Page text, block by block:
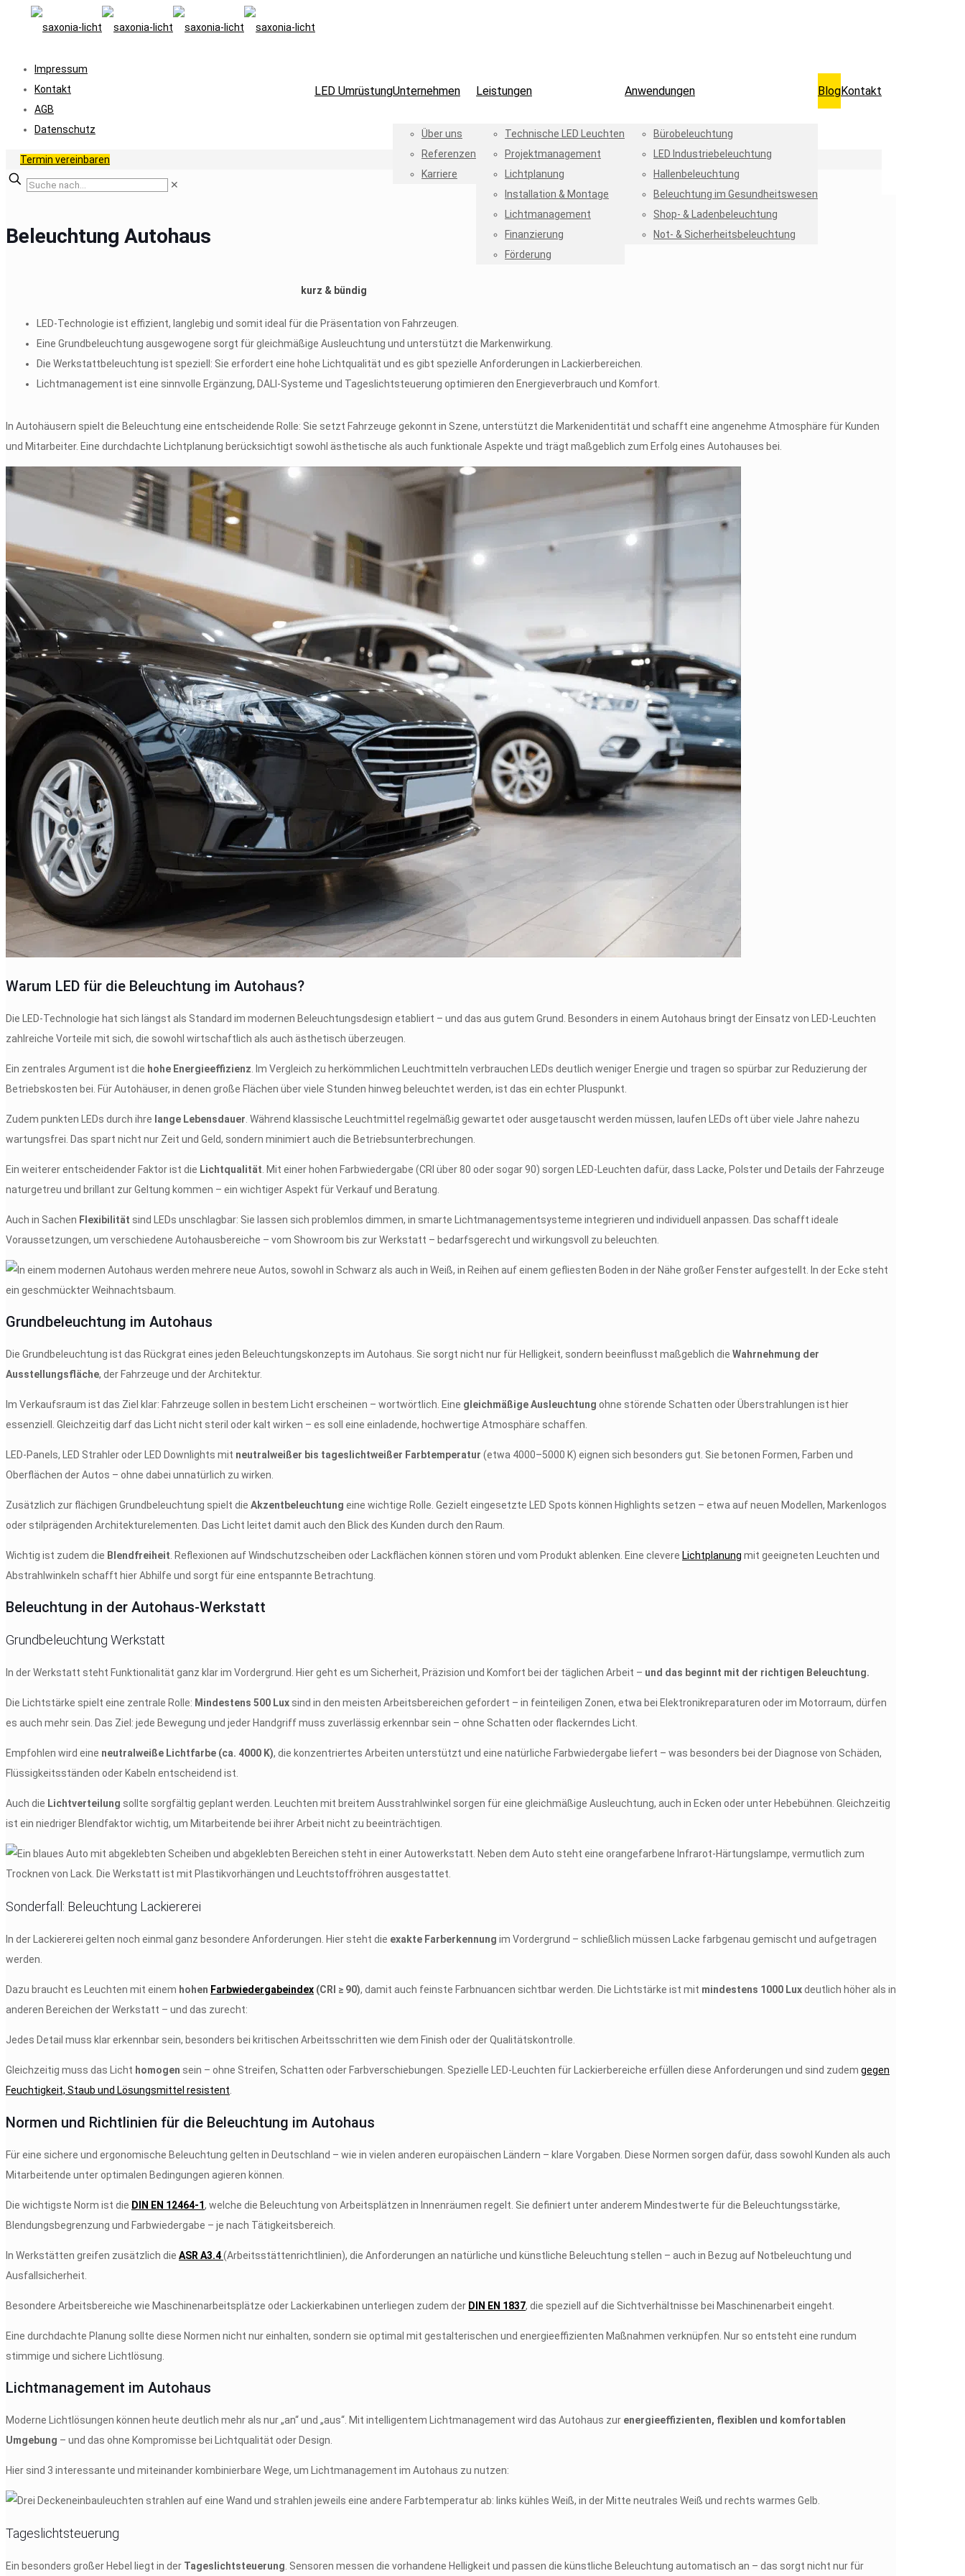
LED UmrüstungUnternehmen
Über uns
Referenzen
Karriere
Leistungen
Technische LED Leuchten
Projektmanagement
Lichtplanung
Installation & Montage
Lichtmanagement
Finanzierung
Förderung
Anwendungen
Bürobeleuchtung
LED Industriebeleuchtung
Hallenbeleuchtung
Beleuchtung im Gesundheitswesen
Shop- & Ladenbeleuchtung
Not- & Sicherheitsbeleuchtung
BlogKontakt
Impressum
Kontakt
AGB
Datenschutz
Termin vereinbaren
✕
Beleuchtung Autohaus
kurz & bündig
LED-Technologie ist effizient, langlebig und somit ideal für die Präsentation von Fahrzeugen.​
Eine Grundbeleuchtung ausgewogene sorgt für gleichmäßige Ausleuchtung und unterstützt die Markenwirkung.​
Die Werkstattbeleuchtung ist speziell: Sie erfordert eine hohe Lichtqualität und es gibt spezielle Anforderungen in Lackierbereichen.​
Lichtmanagement ist eine sinnvolle Ergänzung, DALI-Systeme und Tageslichtsteuerung optimieren den Energieverbrauch und Komfort.​
In Autohäusern spielt die Beleuchtung eine entscheidende Rolle: Sie setzt Fahrzeuge gekonnt in Szene, unterstützt die Markenidentität und schafft eine angenehme Atmosphäre für Kunden
und Mitarbeiter. Eine durchdachte Lichtplanung berücksichtigt sowohl ästhetische als auch funktionale Aspekte und trägt maßgeblich zum Erfolg eines Autohauses bei.​
Warum LED für die Beleuchtung im Autohaus?
Die LED-Technologie hat sich längst als Standard im modernen Beleuchtungsdesign etabliert – und das aus gutem Grund. Besonders in einem Autohaus bringt der Einsatz von LED-Leuchten
zahlreiche Vorteile mit sich, die sowohl wirtschaftlich als auch ästhetisch überzeugen.
Ein zentrales Argument ist die hohe Energieeffizienz . Im Vergleich zu herkömmlichen Leuchtmitteln verbrauchen LEDs deutlich weniger Energie und tragen so spürbar zur Reduzierung der
Betriebskosten bei. Für Autohäuser, in denen große Flächen über viele Stunden hinweg beleuchtet werden, ist das ein echter Pluspunkt.
Zudem punkten LEDs durch ihre lange Lebensdauer . Während klassische Leuchtmittel regelmäßig gewartet oder ausgetauscht werden müssen, laufen LEDs oft über viele Jahre nahezu
wartungsfrei. Das spart nicht nur Zeit und Geld, sondern minimiert auch die Betriebsunterbrechungen.
Ein weiterer entscheidender Faktor ist die Lichtqualität . Mit einer hohen Farbwiedergabe (CRI über 80 oder sogar 90) sorgen LED-Leuchten dafür, dass Lacke, Polster und Details der Fahrzeuge
naturgetreu und brillant zur Geltung kommen – ein wichtiger Aspekt für Verkauf und Beratung.
Auch in Sachen Flexibilität sind LEDs unschlagbar: Sie lassen sich problemlos dimmen, in smarte Lichtmanagementsysteme integrieren und individuell anpassen. Das schafft ideale
Voraussetzungen, um verschiedene Autohausbereiche – vom Showroom bis zur Werkstatt – bedarfsgerecht und wirkungsvoll zu beleuchten.
Grundbeleuchtung im Autohaus
Die Grundbeleuchtung ist das Rückgrat eines jeden Beleuchtungskonzepts im Autohaus. Sie sorgt nicht nur für Helligkeit, sondern beeinflusst maßgeblich die Wahrnehmung der
Ausstellungsfläche, der Fahrzeuge und der Architektur.
Im Verkaufsraum ist das Ziel klar: Fahrzeuge sollen in bestem Licht erscheinen – wortwörtlich. Eine gleichmäßige Ausleuchtung ohne störende Schatten oder Überstrahlungen ist hier
essenziell. Gleichzeitig darf das Licht nicht steril oder kalt wirken – es soll eine einladende, hochwertige Atmosphäre schaffen.
LED-Panels, LED Strahler oder LED Downlights mit neutralweißer bis tageslichtweißer Farbtemperatur (etwa 4000–5000 K) eignen sich besonders gut. Sie betonen Formen, Farben und
Oberflächen der Autos – ohne dabei unnatürlich zu wirken.
Zusätzlich zur flächigen Grundbeleuchtung spielt die Akzentbeleuchtung eine wichtige Rolle. Gezielt eingesetzte LED Spots können Highlights setzen – etwa auf neuen Modellen, Markenlogos
oder stilprägenden Architekturelementen. Das Licht leitet damit auch den Blick des Kunden durch den Raum.
Wichtig ist zudem die Blendfreiheit . Reflexionen auf Windschutzscheiben oder Lackflächen können stören und vom Produkt ablenken. Eine clevere Lichtplanung mit geeigneten Leuchten und
Abstrahlwinkeln schafft hier Abhilfe und sorgt für eine entspannte Betrachtung.
Beleuchtung in der Autohaus-Werkstatt
Grundbeleuchtung Werkstatt
In der Werkstatt steht Funktionalität ganz klar im Vordergrund. Hier geht es um Sicherheit, Präzision und Komfort bei der täglichen Arbeit – und das beginnt mit der richtigen Beleuchtung.
Die Lichtstärke spielt eine zentrale Rolle: Mindestens 500 Lux sind in den meisten Arbeitsbereichen gefordert – in feinteiligen Zonen, etwa bei Elektronikreparaturen oder im Motorraum, dürfen
es auch mehr sein. Das Ziel: jede Bewegung und jeder Handgriff muss zuverlässig erkennbar sein – ohne Schatten oder flackerndes Licht.
Empfohlen wird eine neutralweiße Lichtfarbe (ca. 4000 K), die konzentriertes Arbeiten unterstützt und eine natürliche Farbwiedergabe liefert – was besonders bei der Diagnose von Schäden,
Flüssigkeitsständen oder Kabeln entscheidend ist.
Auch die Lichtverteilung sollte sorgfältig geplant werden. Leuchten mit breitem Ausstrahlwinkel sorgen für eine gleichmäßige Ausleuchtung, auch in Ecken oder unter Hebebühnen. Gleichzeitig
ist ein niedriger Blendfaktor wichtig, um Mitarbeitende bei ihrer Arbeit nicht zu beeinträchtigen.
Sonderfall: Beleuchtung Lackiererei
In der Lackiererei gelten noch einmal ganz besondere Anforderungen. Hier steht die exakte Farberkennung im Vordergrund – schließlich müssen Lacke farbgenau gemischt und aufgetragen
werden.
Dazu braucht es Leuchten mit einem hohen Farbwiedergabeindex (CRI ≥ 90), damit auch feinste Farbnuancen sichtbar werden. Die Lichtstärke ist mit mindestens 1000 Luxdeutlich höher als in
anderen Bereichen der Werkstatt – und das zurecht:
Jedes Detail muss klar erkennbar sein, besonders bei kritischen Arbeitsschritten wie dem Finish oder der Qualitätskontrolle.
Gleichzeitig muss das Licht homogen sein – ohne Streifen, Schatten oder Farbverschiebungen. Spezielle LED-Leuchten für Lackierbereiche erfüllen diese Anforderungen und sind zudem gegen
Feuchtigkeit, Staub und Lösungsmittel resistent.
Normen und Richtlinien für die Beleuchtung im Autohaus
Für eine sichere und ergonomische Beleuchtung gelten in Deutschland – wie in vielen anderen europäischen Ländern – klare Vorgaben. Diese Normen sorgen dafür, dass sowohl Kunden als auch
Mitarbeitende unter optimalen Bedingungen agieren können.
Die wichtigste Norm ist die DIN EN 12464-1, welche die Beleuchtung von Arbeitsplätzen in Innenräumen regelt. Sie definiert unter anderem Mindestwerte für die Beleuchtungsstärke,
Blendungsbegrenzung und Farbwiedergabe – je nach Tätigkeitsbereich.
In Werkstätten greifen zusätzlich die ASR A3.4(Arbeitsstättenrichtlinien), die Anforderungen an natürliche und künstliche Beleuchtung stellen – auch in Bezug auf Notbeleuchtung und
Ausfallsicherheit.
Besondere Arbeitsbereiche wie Maschinenarbeitsplätze oder Lackierkabinen unterliegen zudem der DIN EN 1837, die speziell auf die Sichtverhältnisse bei Maschinenarbeit eingeht.
Eine durchdachte Planung sollte diese Normen nicht nur einhalten, sondern sie optimal mit gestalterischen und energieeffizienten Maßnahmen verknüpfen. Nur so entsteht eine rundum
stimmige und sichere Lichtlösung.
Lichtmanagement im Autohaus
Moderne Lichtlösungen können heute deutlich mehr als nur „an“ und „aus“. Mit intelligentem Lichtmanagement wird das Autohaus zur energieeffizienten, flexiblen und komfortablen
Umgebung – und das ohne Kompromisse bei Lichtqualität oder Design.
Hier sind 3 interessante und miteinander kombinierbare Wege, um Lichtmanagement im Autohaus zu nutzen:
Tageslichtsteuerung
Ein besonders großer Hebel liegt in der Tageslichtsteuerung . Sensoren messen die vorhandene Helligkeit und passen die künstliche Beleuchtung automatisch an – das sorgt nicht nur für